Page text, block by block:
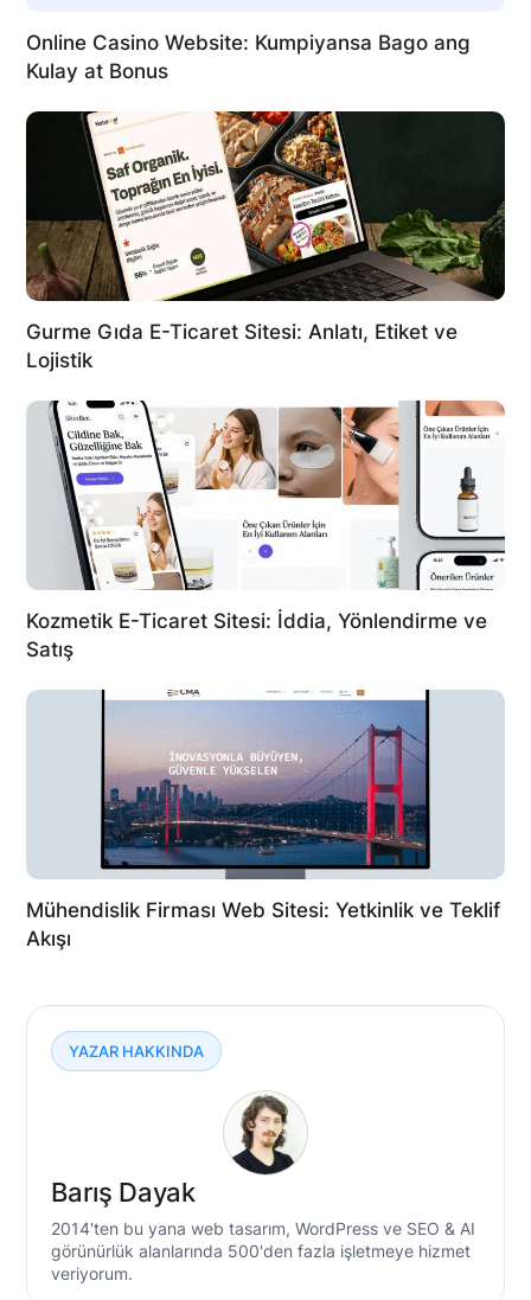
Online Casino Website: Kumpiyansa Bago ang
Kulay at Bonus
Gurme Gıda E-Ticaret Sitesi: Anlatı, Etiket ve
Lojistik
Kozmetik E-Ticaret Sitesi: İddia, Yönlendirme ve
Satış
Mühendislik Firması Web Sitesi: Yetkinlik ve Teklif
Akışı
YAZAR HAKKINDA
Barış Dayak
2014'ten bu yana web tasarım, WordPress ve SEO & AI
görünürlük alanlarında 500'den fazla işletmeye hizmet
veriyorum.